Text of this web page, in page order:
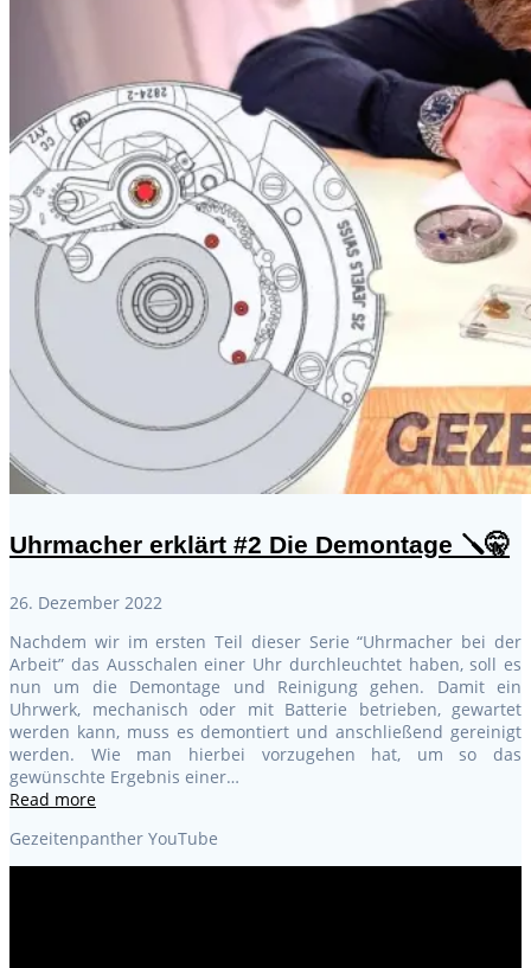
Uhrmacher erklärt #2 Die Demontage 🪛🤫
26. Dezember 2022
Nachdem wir im ersten Teil dieser Serie “Uhrmacher bei der
Arbeit” das Ausschalen einer Uhr durchleuchtet haben, soll es
nun um die Demontage und Reinigung gehen. Damit ein
Uhrwerk, mechanisch oder mit Batterie betrieben, gewartet
werden kann, muss es demontiert und anschließend gereinigt
werden. Wie man hierbei vorzugehen hat, um so das
gewünschte Ergebnis einer…
Read more
Gezeitenpanther YouTube